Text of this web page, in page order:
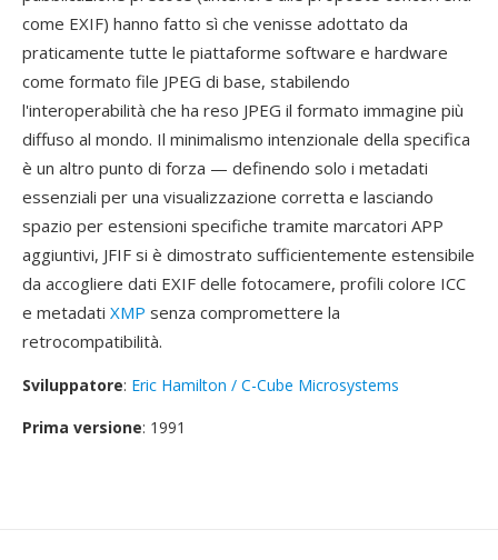
come EXIF) hanno fatto sì che venisse adottato da
praticamente tutte le piattaforme software e hardware
come formato file JPEG di base, stabilendo
l'interoperabilità che ha reso JPEG il formato immagine più
diffuso al mondo. Il minimalismo intenzionale della specifica
è un altro punto di forza — definendo solo i metadati
essenziali per una visualizzazione corretta e lasciando
spazio per estensioni specifiche tramite marcatori APP
aggiuntivi, JFIF si è dimostrato sufficientemente estensibile
da accogliere dati EXIF delle fotocamere, profili colore ICC
e metadati XMP senza compromettere la
retrocompatibilità.
Sviluppatore: Eric Hamilton / C-Cube Microsystems
Prima versione: 1991